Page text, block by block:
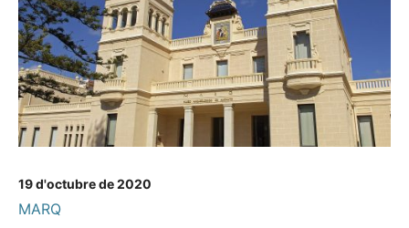
19 d'octubre de 2020
MARQ